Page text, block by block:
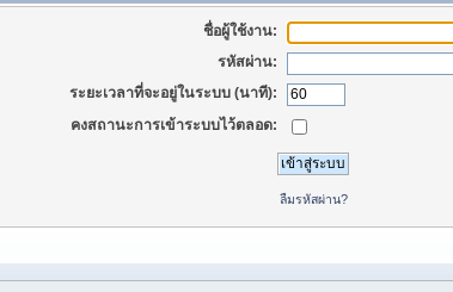
ชื่อผู้ใช้งาน:
รหัสผ่าน:
ระยะเวลาที่จะอยู่ในระบบ (นาที):
คงสถานะการเข้าระบบไว้ตลอด:
ลืมรหัสผ่าน?